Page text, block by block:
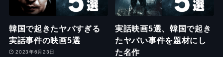
韓国で起きたヤバすぎる
実話事件の映画5選
2023年6月23日
実話映画5選、韓国で起き
たヤバい事件を題材にし
た名作